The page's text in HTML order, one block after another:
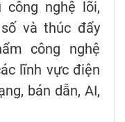
nghệ lõi,
và thúc đẩy
công nghệ
lĩnh vực điện
bán dẫn, AI,